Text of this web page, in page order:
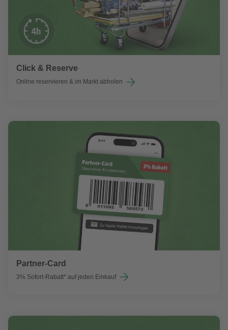
Click & Reserve
Online reservieren & im Markt abholen
Partner-Card
3% Sofort-Rabatt* auf jeden Einkauf